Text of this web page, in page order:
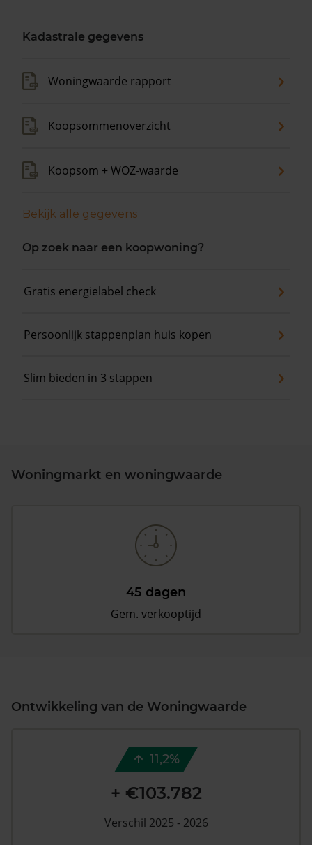
Kadastrale gegevens
Woningwaarde rapport
Koopsommenoverzicht
Koopsom + WOZ-waarde
Bekijk alle gegevens
Op zoek naar een koopwoning?
Gratis energielabel check
Persoonlijk stappenplan huis kopen
Slim bieden in 3 stappen
Woningmarkt en woningwaarde
45 dagen
Gem. verkooptijd
Ontwikkeling van de Woningwaarde
11,2%
+ €103.782
Verschil 2025 - 2026